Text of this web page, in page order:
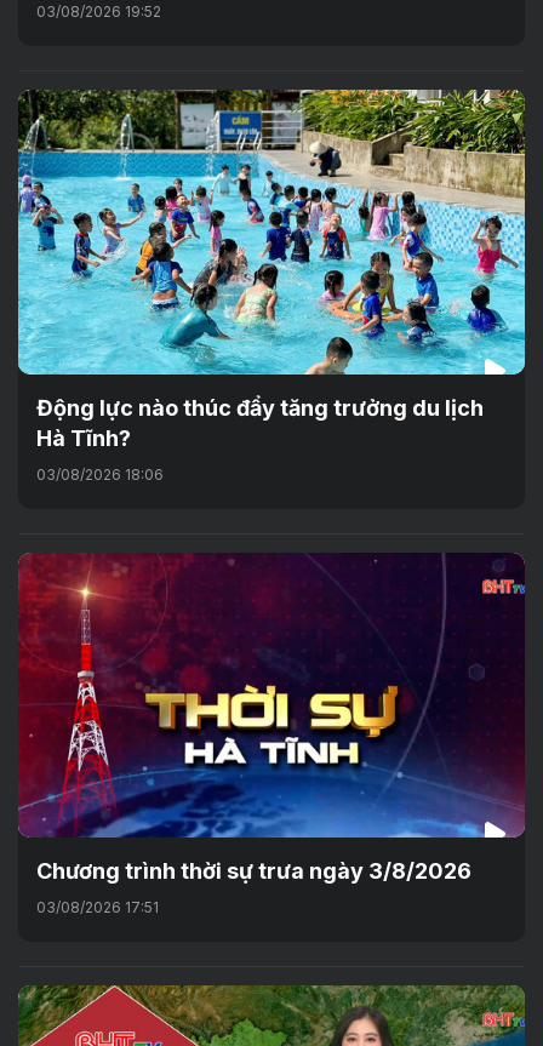
03/08/2026 19:52
Động lực nào thúc đẩy tăng trưởng du lịch
Hà Tĩnh?
03/08/2026 18:06
Chương trình thời sự trưa ngày 3/8/2026
03/08/2026 17:51